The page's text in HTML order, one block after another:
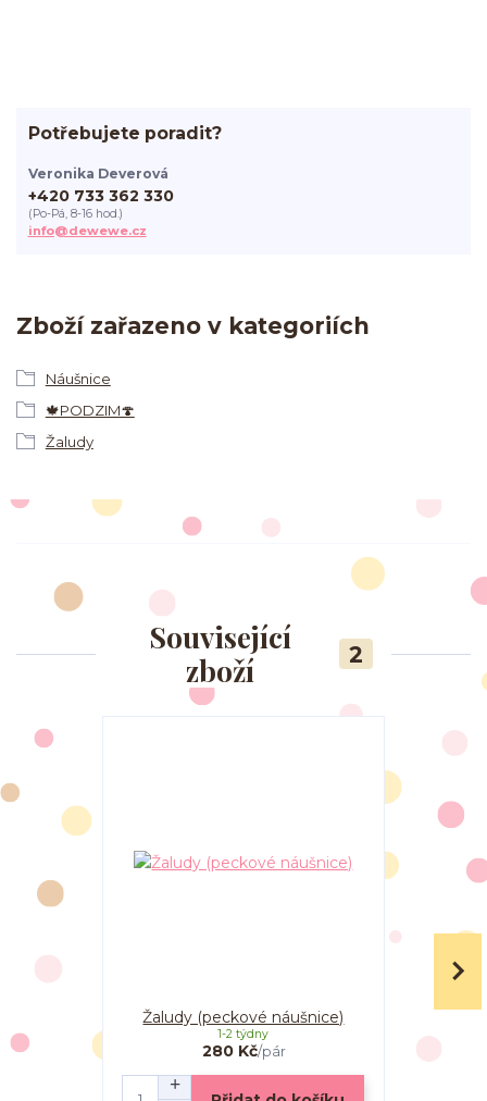
Zboží zařazeno v kategoriích
Náušnice
🍁PODZIM🍄
Žaludy
Potřebujete poradit?
Veronika Deverová
+420 733 362 330
(Po-Pá, 8-16 hod.)
info@dewewe.cz
Související
zboží
2
Žaludy (peckové náušnice)
280 Kč/pár
1-2 týdny